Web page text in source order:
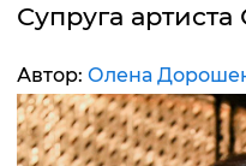
Супруга
Автор: Олена